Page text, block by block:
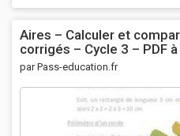
Aires – Calculer et
corrigés – Cycle 3 – PDF
par Pass-education.fr